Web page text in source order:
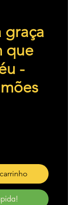
graça
que
-